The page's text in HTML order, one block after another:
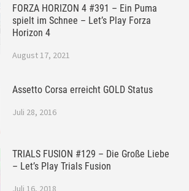
FORZA HORIZON 4 #391 – Ein Puma
spielt im Schnee – Let’s Play Forza
Horizon 4
August 17, 2021
Assetto Corsa erreicht GOLD Status
Juli 28, 2016
TRIALS FUSION #129 – Die Große Liebe
– Let’s Play Trials Fusion
Juli 16, 2018